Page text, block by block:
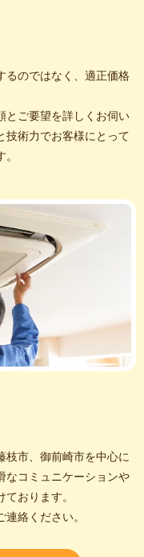
るのではなく、適正価格
とご要望を詳しくお伺い
技術力でお客様にとって
枝市、御前崎市を中心に
なコミュニケーションや
おります。
絡ください。